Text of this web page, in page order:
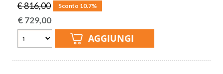
€ 816,00 Sconto 10.7%
€729,00